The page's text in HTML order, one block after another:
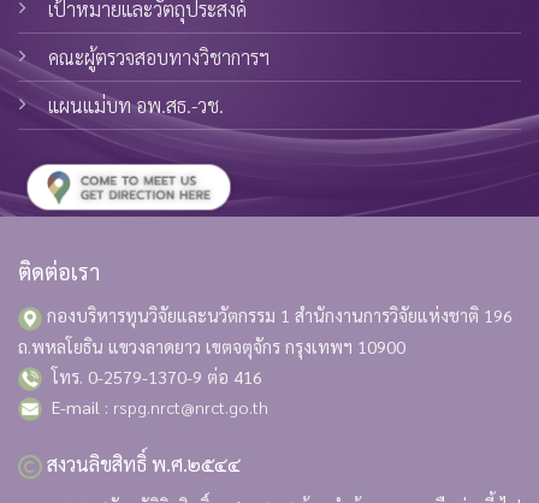
เป้าหมายและวัตถุประสงค์
คณะผู้ตรวจสอบทางวิชาการฯ
แผนแม่บท อพ.สธ.-วช.
ติดต่อเรา
กองบริหารทุนวิจัยและนวัตกรรม 1 สำนักงานการวิจัยแห่งชาติ 196
ถ.พหลโยธิน แขวงลาดยาว เขตจตุจักร กรุงเทพฯ 10900
โทร. 0-2579-1370-9 ต่อ 416
E-mail : rspg.nrct@nrct.go.th
สงวนลิขสิทธิ์ พ.ศ.๒๕๔๔